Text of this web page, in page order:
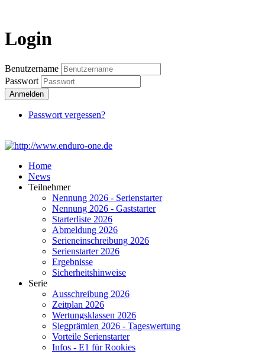
Login
Benutzername
Passwort
Anmelden
Passwort vergessen?
Home
News
Teilnehmer
Nennung 2026 - Serienstarter
Nennung 2026 - Gaststarter
Starterliste 2026
Abmeldung 2026
Serieneinschreibung 2026
Serienstarter 2026
Ergebnisse
Sicherheitshinweise
Serie
Ausschreibung 2026
Zeitplan 2026
Wertungsklassen 2026
Siegprämien 2026 - Tageswertung
Vorteile Serienstarter
Infos - E1 für Rookies